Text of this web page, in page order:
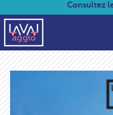
Consultez